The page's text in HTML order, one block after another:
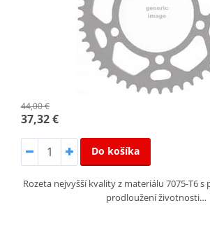
44,00 €
37,32 €
Do košíka
Rozeta nejvyšší kvality z materiálu 7075-T6
prodloužení životnosti…